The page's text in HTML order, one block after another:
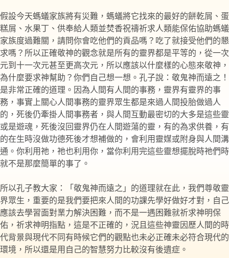
假設今天螞蟻家族將有災難，螞蟻將它找來的最好的餅乾屑、蛋
糕屑、水果丁、供奉給人類並焚香祝禱祈求人類能保佑協助螞蟻
家族度過難關，請問你會吃他們的貢品嗎？吃了就接受他們的懇
求嗎？所以正確敬神的觀念就是所有的靈界都是平等的，從一次
元到十一次元甚至更高次元，所以應該以什麼樣的心態來敬神，
為什麼要求神幫助？你們自己想一想。孔子說：敬鬼神而遠之！
是非常正確的道理。因為人間有人間的事務，靈界有靈界的事
務，事實上關心人間事務的靈界眾生都是來過人間投胎做過人
的，死後仍牽掛人間事務者，與人間互動最密切的大多是這些靈
或是遊魂，死後沒回靈界仍在人間遊蕩的靈，有的為求供養，有
的在生時沒做功德死後才想補做的，會利用靈媒或附身與人間溝
通。你利用祂，祂也利用你，當你利用完這些靈想擺脫時祂們時
就不是那麼簡單的事了。
所以孔子教大家：「敬鬼神而遠之」的道理就在此，我們尊敬靈
界眾生，重要的是我們要把來人間的功課先學好做好才對，自己
應該去學習面對業力解決困難，而不是一遇困難就祈求神明保
佑，祈求神明指點，這是不正確的，況且這些神靈因歷人間的時
代背景與現代不同有時候它們的觀點也未必正確未必符合現代的
環境，所以還是用自己的智慧努力比較沒有後遺症。